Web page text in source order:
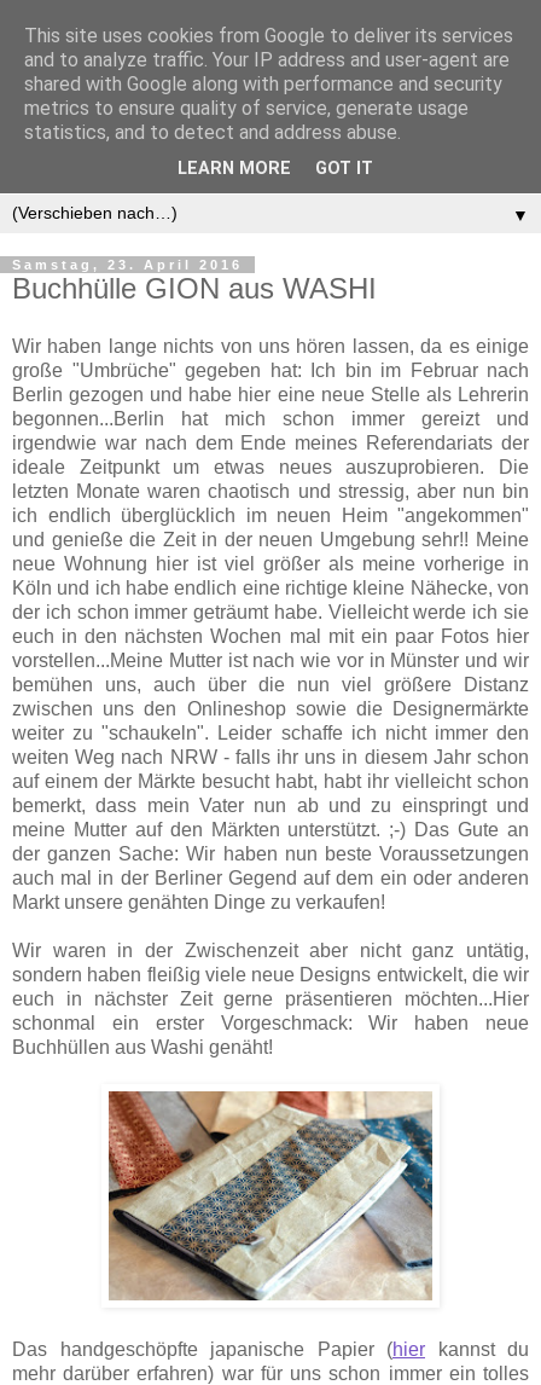
▼
Samstag, 23. April 2016
Buchhülle GION aus WASHI
Wir haben lange nichts von uns hören lassen, da es einige
große "Umbrüche" gegeben hat: Ich bin im Februar nach
Berlin gezogen und habe hier eine neue Stelle als Lehrerin
begonnen...Berlin hat mich schon immer gereizt und
irgendwie war nach dem Ende meines Referendariats der
ideale Zeitpunkt um etwas neues auszuprobieren. Die
letzten Monate waren chaotisch und stressig, aber nun bin
ich endlich überglücklich im neuen Heim "angekommen"
und genieße die Zeit in der neuen Umgebung sehr!! Meine
neue Wohnung hier ist viel größer als meine vorherige in
Köln und ich habe endlich eine richtige kleine Nähecke, von
der ich schon immer geträumt habe. Vielleicht werde ich sie
euch in den nächsten Wochen mal mit ein paar Fotos hier
vorstellen...Meine Mutter ist nach wie vor in Münster und wir
bemühen uns, auch über die nun viel größere Distanz
zwischen uns den Onlineshop sowie die Designermärkte
weiter zu "schaukeln". Leider schaffe ich nicht immer den
weiten Weg nach NRW - falls ihr uns in diesem Jahr schon
auf einem der Märkte besucht habt, habt ihr vielleicht schon
bemerkt, dass mein Vater nun ab und zu einspringt und
meine Mutter auf den Märkten unterstützt. ;-) Das Gute an
der ganzen Sache: Wir haben nun beste Voraussetzungen
auch mal in der Berliner Gegend auf dem ein oder anderen
Markt unsere genähten Dinge zu verkaufen!
Wir waren in der Zwischenzeit aber nicht ganz untätig,
sondern haben fleißig viele neue Designs entwickelt, die wir
euch in nächster Zeit gerne präsentieren möchten...Hier
schonmal ein erster Vorgeschmack: Wir haben neue
Buchhüllen aus Washi genäht!
Das handgeschöpfte japanische Papier (hier kannst du
mehr darüber erfahren) war für uns schon immer ein tolles
This site uses cookies from Google to deliver its services
and to analyze traffic. Your IP address and user-agent are
shared with Google along with performance and security
metrics to ensure quality of service, generate usage
statistics, and to detect and address abuse.
LEARN MORE GOT IT